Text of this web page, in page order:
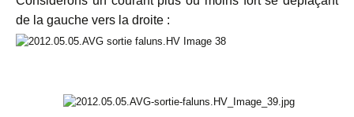
de la gauche vers la droite :